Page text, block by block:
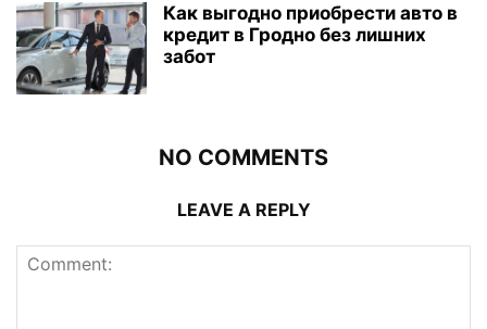
Как выгодно приобрести авто в
кредит в Гродно без лишних
забот
NO COMMENTS
LEAVE A REPLY